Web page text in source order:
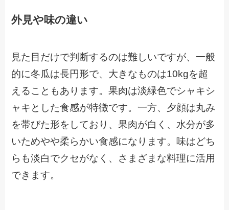
外見や味の違い
見た目だけで判断するのは難しいですが、一般
的に冬瓜は長円形で、大きなものは10kgを超
えることもあります。果肉は淡緑色でシャキシ
ャキとした食感が特徴です。一方、夕顔は丸み
を帯びた形をしており、果肉が白く、水分が多
いためやや柔らかい食感になります。味はどち
らも淡白でクセがなく、さまざまな料理に活用
できます。